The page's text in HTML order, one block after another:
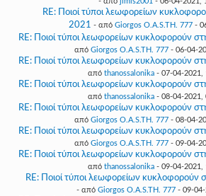
RE: Ποιοί τύποι λεωφορείων
2021 - από Giorgos O.A.S.TH. 777-
RE: Ποιοί τύποι λεωφορείων κυκλοφορούν
από Giorgos O.A.S.TH. 777- 06-04-
RE: Ποιοί τύποι λεωφορείων κυκλοφορούν
από thanossalonika - 07-04-2021,
RE: Ποιοί τύποι λεωφορείων κυκλοφορούν
από thanossalonika - 08-04-2021,
RE: Ποιοί τύποι λεωφορείων κυκλοφορούν
από Giorgos O.A.S.TH. 777- 08-04-
RE: Ποιοί τύποι λεωφορείων κυκλοφορούν
από Giorgos O.A.S.TH. 777- 09-04-
RE: Ποιοί τύποι λεωφορείων κυκλοφορούν
από thanossalonika - 09-04-2021,
RE: Ποιοί τύποι λεωφορείων
- από Giorgos O.A.S.TH. 777- 09-04-